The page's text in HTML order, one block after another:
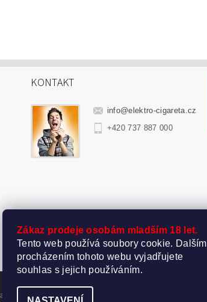
KONTAKT
info@elektro-cigareta.cz
+420 737 887 000
vyhrazenaUpravit nastavení cookies
Zákaz prodeje osobám mladším 18 let.
Tento web používá soubory cookie. Dalším
procházením tohoto webu vyjadřujete
souhlas s jejich používáním.